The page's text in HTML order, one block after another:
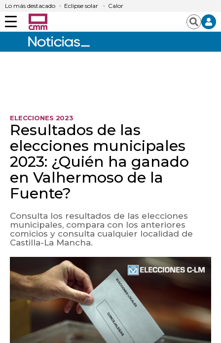
Lo más destacado Eclipse solar Calor
Menú Buscar
ELECCIONES 2023
Resultados de las
elecciones municipales
2023: ¿Quién ha ganado
en Valhermoso de la
Fuente?
Consulta los resultados de las elecciones
municipales, compara con los anteriores
comicios y consulta cualquier localidad de
Castilla-La Mancha.